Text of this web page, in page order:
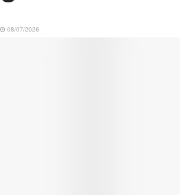
08/07/2026